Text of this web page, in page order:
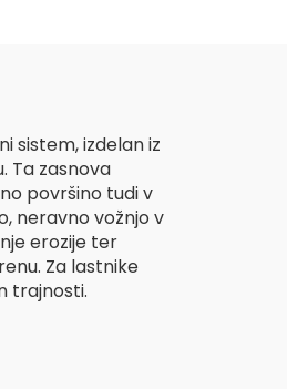
sistem, izdelan iz
Ta zasnova
površino tudi v
neravno vožnjo v
erozije ter
Za lastnike
trajnosti.